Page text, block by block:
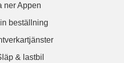
ner Appen
beställning
& lastbil